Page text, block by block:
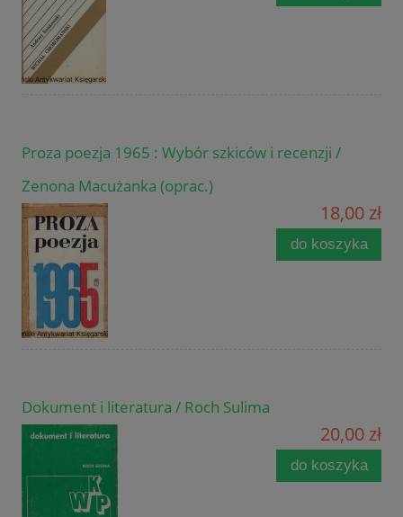
Proza poezja 1965 : Wybór szkiców i recenzji /
Zenona Macużanka (oprac.)
18,00 zł
do koszyka
Dokument i literatura / Roch Sulima
20,00 zł
do koszyka